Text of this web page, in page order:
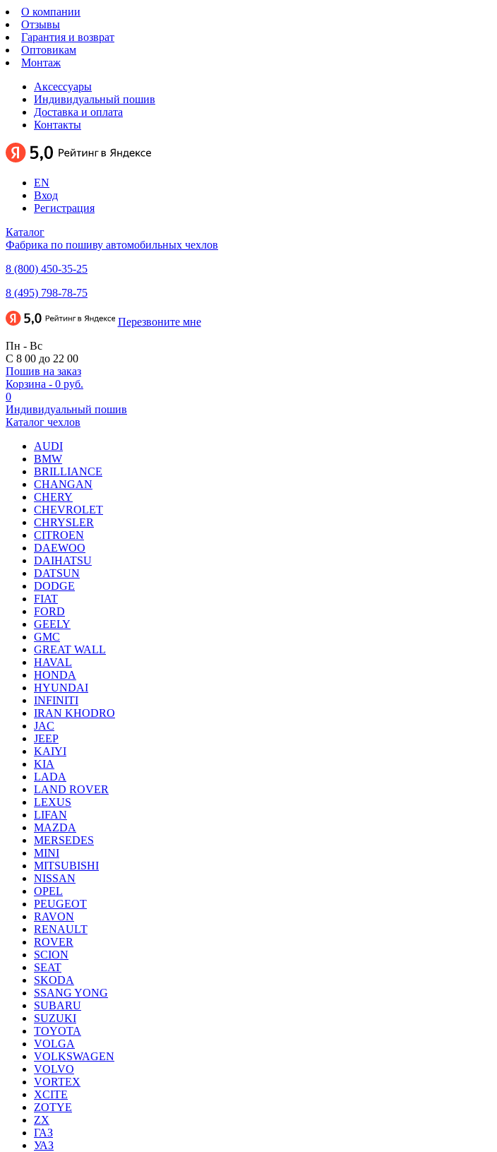
О компании
Отзывы
Гарантия и возврат
Оптовикам
Монтаж
Аксессуары
Индивидуальный пошив
Доставка и оплата
Контакты
EN
Вход
Регистрация
Каталог
Фабрика по пошиву автомобильных чехлов
8 (800) 450-35-25
8 (495) 798-78-75
Перезвоните мне
Пн - Вс
С 8 00 до 22 00
Пошив на заказ
Корзина - 0 руб.
0
Индивидуальный пошив
Каталог чехлов
AUDI
BMW
BRILLIANCE
CHANGAN
CHERY
CHEVROLET
CHRYSLER
CITROEN
DAEWOO
DAIHATSU
DATSUN
DODGE
FIAT
FORD
GEELY
GMC
GREAT WALL
HAVAL
HONDA
HYUNDAI
INFINITI
IRAN KHODRO
JAC
JEEP
KAIYI
KIA
LADA
LAND ROVER
LEXUS
LIFAN
MAZDA
MERSEDES
MINI
MITSUBISHI
NISSAN
OPEL
PEUGEOT
RAVON
RENAULT
ROVER
SCION
SEAT
SKODA
SSANG YONG
SUBARU
SUZUKI
TOYOTA
VOLGA
VOLKSWAGEN
VOLVO
VORTEX
XCITE
ZOTYE
ZX
ГАЗ
УАЗ